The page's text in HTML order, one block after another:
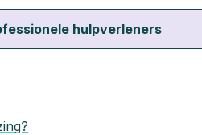
hulpverleners